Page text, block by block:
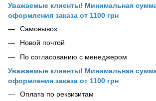
Уважаемые клиенты! Минимальная
оформления заказа от 1100 грн
Самовывоз
Новой почтой
По согласованию с менеджером
Уважаемые клиенты! Минимальная
оформления заказа от 1100 грн
Оплата по реквизитам